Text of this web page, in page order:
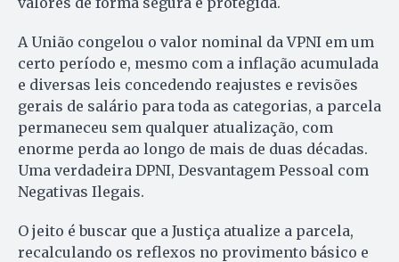
A União congelou o valor nominal da VPNI em um
certo período e, mesmo com a inflação acumulada
e diversas leis concedendo reajustes e revisões
gerais de salário para toda as categorias, a parcela
permaneceu sem qualquer atualização, com
enorme perda ao longo de mais de duas décadas.
Uma verdadeira DPNI, Desvantagem Pessoal com
Negativas Ilegais.
O jeito é buscar que a Justiça atualize a parcela,
recalculando os reflexos no provimento básico e